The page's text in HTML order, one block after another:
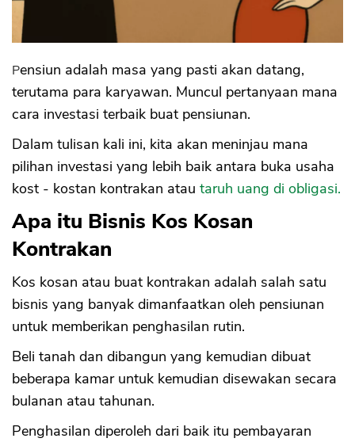
E. Kemudahan Investasi
F. Jaminan ke Bank
Pensiun adalah masa yang pasti akan datang,
terutama para karyawan. Muncul pertanyaan mana
cara investasi terbaik buat pensiunan.
Dalam tulisan kali ini, kita akan meninjau mana
pilihan investasi yang lebih baik antara buka usaha
kost - kostan kontrakan atau taruh uang di obligasi.
Apa itu Bisnis Kos Kosan
Kontrakan
Kos kosan atau buat kontrakan adalah salah satu
bisnis yang banyak dimanfaatkan oleh pensiunan
untuk memberikan penghasilan rutin.
Beli tanah dan dibangun yang kemudian dibuat
beberapa kamar untuk kemudian disewakan secara
bulanan atau tahunan.
Penghasilan diperoleh dari baik itu pembayaran